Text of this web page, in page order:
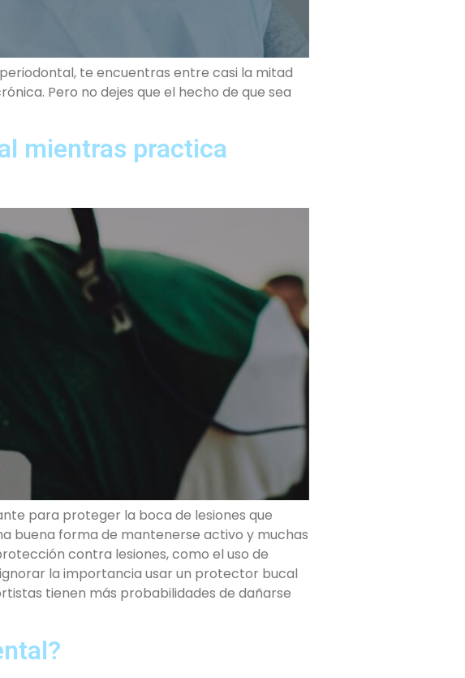
te encuentras entre casi la mitad
Pero no dejes que el hecho de que sea
mientras practica
para proteger la boca de lesiones que
buena forma de mantenerse activo y muchas
contra lesiones, como el uso de
la importancia usar un protector bucal
tienen más probabilidades de dañarse